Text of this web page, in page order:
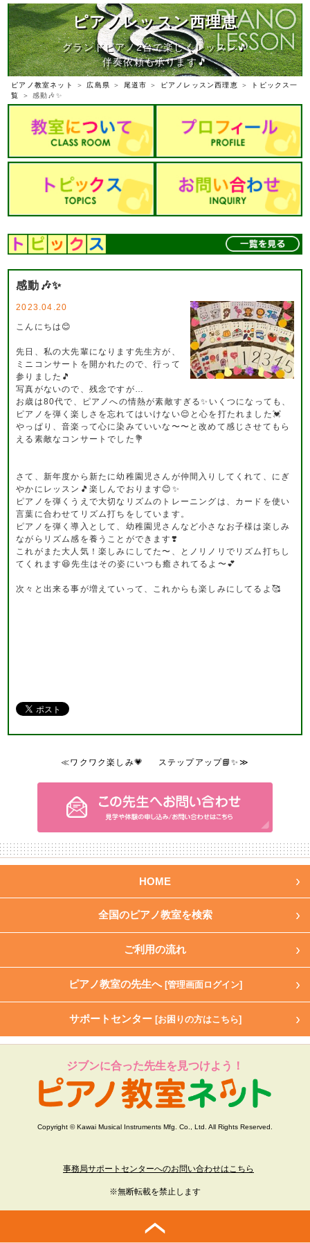
ピアノレッスン西理恵
グランドピアノ2台で楽しくレッスン🎵
伴奏依頼も承ります🎵
ピアノ教室ネット ＞ 広島県 ＞ 尾道市 ＞ ピアノレッスン西理恵 ＞
トピックス一
覧
＞ 感動🎶✨
感動🎶✨
2023.04.20
こんにちは😊
先日、私の大先輩になります先生方が、
ミニコンサートを開かれたので、行って
参りました🎵
写真がないので、残念ですが…
お歳は80代で、ピアノへの情熱が素敵すぎる✨いくつになっても、
ピアノを弾く楽しさを忘れてはいけない😌と心を打たれました💓
やっぱり、音楽って心に染みていいな〜〜と改めて感じさせてもら
える素敵なコンサートでした💐
さて、新年度から新たに幼稚園児さんが仲間入りしてくれて、にぎ
やかにレッスン🎵楽しんでおります😊✨
ピアノを弾くうえで大切なリズムのトレーニングは、カードを使い
言葉に合わせてリズム打ちをしています。
ピアノを弾く導入として、幼稚園児さんなど小さなお子様は楽しみ
ながらリズム感を養うことができます❣️
これがまた大人気！楽しみにしてた〜、とノリノリでリズム打ちし
てくれます😆先生はその姿にいつも癒されてるよ〜💕
次々と出来る事が増えていって、これからも楽しみにしてるよ🥰
≪ワクワク楽しみ💗 ステップアップ📘✨≫
HOME
全国のピアノ教室を検索
ご利用の流れ
ピアノ教室の先生へ [管理画面ログイン]
サポートセンター [お困りの方はこちら]
ジブンに合った先生を見つけよう！
Copyright © Kawai Musical Instruments Mfg. Co., Ltd. All Rights Reserved.
事務局サポートセンターへのお問い合わせはこちら
※無断転載を禁止します